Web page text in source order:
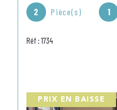
2 Pièce(s) 1
Réf : 1734
PRIX EN BAISSE